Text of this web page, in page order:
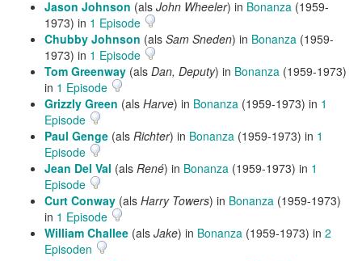
Jason Johnson (als John Wheeler) in Bonanza (1959-
1973) in 1 Episode
Chubby Johnson (als Sam Sneden) in Bonanza (1959-
1973) in 1 Episode
Tom Greenway (als Dan, Deputy) in Bonanza (1959-1973)
in 1 Episode
Grizzly Green (als Harve) in Bonanza (1959-1973) in 1
Episode
Paul Genge (als Richter) in Bonanza (1959-1973) in 1
Episode
Jean Del Val (als René) in Bonanza (1959-1973) in 1
Episode
Curt Conway (als Harry Towers) in Bonanza (1959-1973)
in 1 Episode
William Challee (als Jake) in Bonanza (1959-1973) in 2
Episoden